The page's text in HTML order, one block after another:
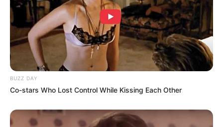
BUZZ DAY
Co-stars Who Lost Control While Kissing Each Other